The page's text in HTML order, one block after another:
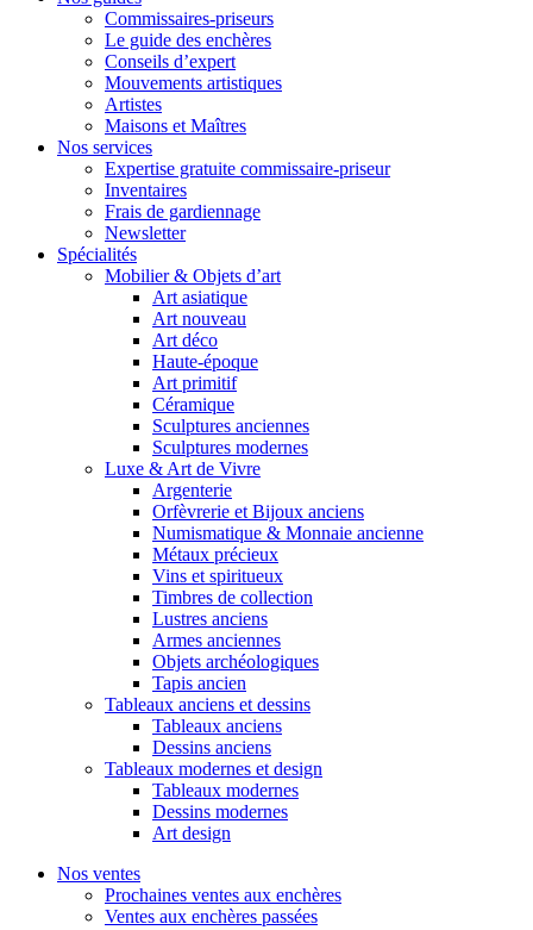
Commissaires-priseurs
Le guide des enchères
Conseils d’expert
Mouvements artistiques
Artistes
Maisons et Maîtres
Nos services
Expertise gratuite commissaire-priseur
Inventaires
Frais de gardiennage
Newsletter
Spécialités
Mobilier & Objets d’art
Art asiatique
Art nouveau
Art déco
Haute-époque
Art primitif
Céramique
Sculptures anciennes
Sculptures modernes
Luxe & Art de Vivre
Argenterie
Orfèvrerie et Bijoux anciens
Numismatique & Monnaie ancienne
Métaux précieux
Vins et spiritueux
Timbres de collection
Lustres anciens
Armes anciennes
Objets archéologiques
Tapis ancien
Tableaux anciens et dessins
Tableaux anciens
Dessins anciens
Tableaux modernes et design
Tableaux modernes
Dessins modernes
Art design
Nos ventes
Prochaines ventes aux enchères
Ventes aux enchères passées